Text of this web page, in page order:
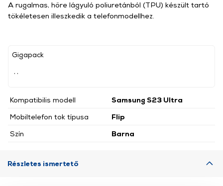
Gigapack
Kompatibilis modell
Samsung S23 Ultra
Mobiltelefon tok típusa
Flip
Szín
Barna
A rugalmas, hőre lágyuló poliuretánból (TPU) készült tartó
tökéletesen illeszkedik a telefonmodellhez.
Részletes ismertető